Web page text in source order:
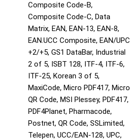
Composite Code-B,
Composite Code-C, Data
Matrix, EAN, EAN-13, EAN-8,
EAN.UCC Composite, EAN/UPC
+2/+5, GS1 DataBar, Industrial
2 of 5, ISBT 128, ITF-4, ITF-6,
ITF-25, Korean 3 of 5,
MaxiCode, Micro PDF417, Micro
QR Code, MSI Plessey, PDF417,
PDF4Planet, Pharmacode,
Postnet, QR Code, SSLimited,
Telepen, UCC/EAN-128, UPC,